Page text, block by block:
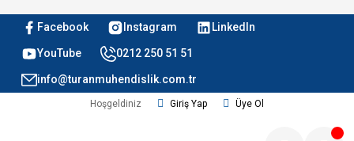
Facebook Instagram LinkedIn
YouTube 0212 250 51 51
info@turanmuhendislik.com.tr
Hoşgeldiniz Giriş Yap Üye Ol